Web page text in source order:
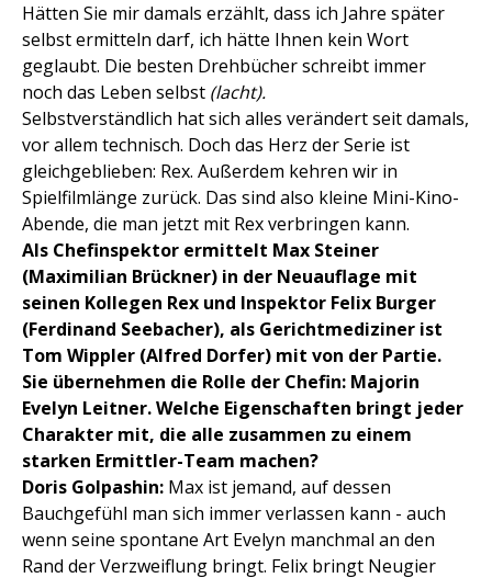
Hätten Sie mir damals erzählt, dass ich Jahre später
selbst ermitteln darf, ich hätte Ihnen kein Wort
geglaubt. Die besten Drehbücher schreibt immer
noch das Leben selbst (lacht).
Selbstverständlich hat sich alles verändert seit damals,
vor allem technisch. Doch das Herz der Serie ist
gleichgeblieben: Rex. Außerdem kehren wir in
Spielfilmlänge zurück. Das sind also kleine Mini-Kino-
Abende, die man jetzt mit Rex verbringen kann.
Als Chefinspektor ermittelt Max Steiner
(Maximilian Brückner) in der Neuauflage mit
seinen Kollegen Rex und Inspektor Felix Burger
(Ferdinand Seebacher), als Gerichtmediziner ist
Tom Wippler (Alfred Dorfer) mit von der Partie.
Sie übernehmen die Rolle der Chefin: Majorin
Evelyn Leitner. Welche Eigenschaften bringt jeder
Charakter mit, die alle zusammen zu einem
starken Ermittler-Team machen?
Doris Golpashin: Max ist jemand, auf dessen
Bauchgefühl man sich immer verlassen kann - auch
wenn seine spontane Art Evelyn manchmal an den
Rand der Verzweiflung bringt. Felix bringt Neugier